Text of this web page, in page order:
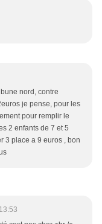
nord, contre
je pense, pour les
pour remplir le
2 enfants de 7 et 5
3 place a 9 euros , bon